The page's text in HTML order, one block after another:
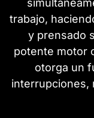
trabajo,
y prensado
potente motor
otorga un
interrupciones,